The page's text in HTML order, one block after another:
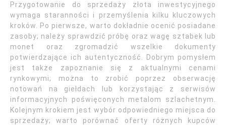
Przygotowanie do sprzedaży złota inwestycyjnego
wymaga staranności i przemyślenia kilku kluczowych
kroków. Po pierwsze, warto dokładnie ocenić posiadane
zasoby; należy sprawdzić próbę oraz wagę sztabek lub
monet oraz zgromadzić wszelkie dokumenty
potwierdzające ich autentyczność. Dobrym pomysłem
jest także zapoznanie się z aktualnymi cenami
rynkowymi; można to zrobić poprzez obserwację
notowań na giełdach lub korzystając z serwisów
informacyjnych poświęconych metalom szlachetnym.
Kolejnym krokiem jest wybór odpowiedniego miejsca do
sprzedaży; warto porównać oferty różnych kupców